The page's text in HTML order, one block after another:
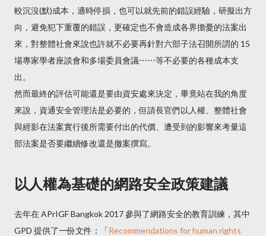
較沉沒(默)成本，適時停損，也可以就先前的錯誤經驗，研擬出方
向，避免犯下重覆的錯誤，更確定也不會造成各界擔憂的法案出
來，對整體社會來說也許就不必要再針對六部子法召開所謂的 15
場專家學者座談會和多場委員會議⋯⋯等不必要的各種成本支
出。
然而最終的評估可能還是要由資安處來決定，畢竟站在我的角度
來說，資通安全管理法是必要的，但請長官們以人權、整體社會
與經影在法案實行後所需要付出的代價、遭受到的影響來考量這
部法案是否要繼續修改還是撤案撰寫。
以人權為基礎的網路安全政策建議
去年在 APrIGF Bangkok 2017 參與了網路安全的教育訓練，其中
GPD 提供了一份文件：「Recommendations for human rights